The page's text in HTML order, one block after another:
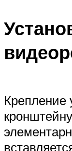
Крепление